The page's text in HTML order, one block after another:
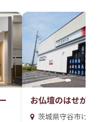
お仏壇のはせがわ/
茨城県守谷市けや